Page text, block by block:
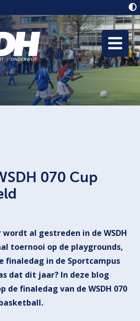
070 Cup
al gestreden in de WSDH
toernooi op de playgrounds,
finaledag in de Sportcampus
dat dit jaar? In deze blog
finaledag van de WSDH 070